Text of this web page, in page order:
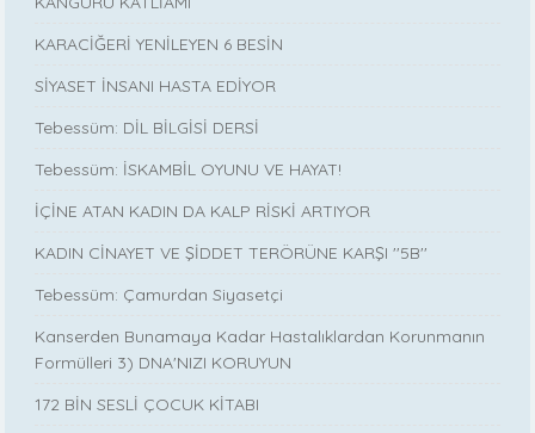
KARACİĞERİ YENİLEYEN 6 BESİN
SİYASET İNSANI HASTA EDİYOR
Tebessüm: DİL BİLGİSİ DERSİ
Tebessüm: İSKAMBİL OYUNU VE HAYAT!
İÇİNE ATAN KADIN DA KALP RİSKİ ARTIYOR
KADIN CİNAYET VE ŞİDDET TERÖRÜNE KARŞI ''5B''
Tebessüm: Çamurdan Siyasetçi
Kanserden Bunamaya Kadar Hastalıklardan Korunmanın
Formülleri 3) DNA'NIZI KORUYUN
172 BİN SESLİ ÇOCUK KİTABI